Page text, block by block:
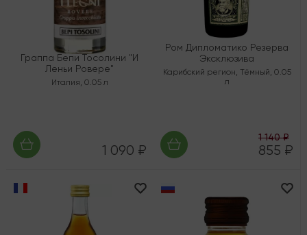
Граппа Бепи Тосолини "И
Леньи Ровере"
Италия, 0.05 л
1 090 ₽
Ром Дипломатико Резерва
Эксклюзива
Карибский регион, Тёмный, 0.05
л
1 140 ₽
855 ₽